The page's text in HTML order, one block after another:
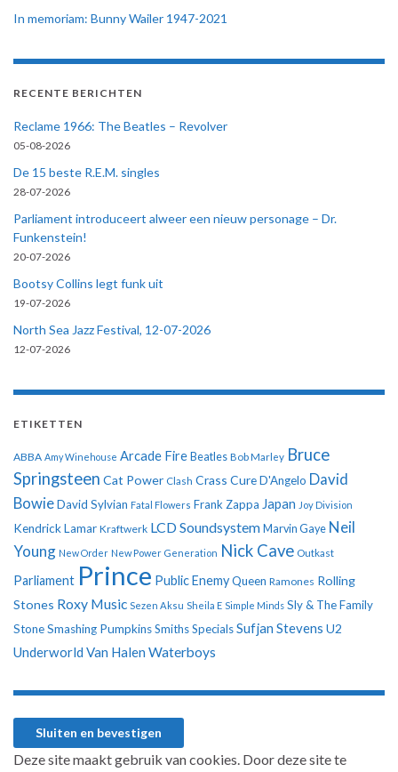
In memoriam: Bunny Wailer 1947-2021
RECENTE BERICHTEN
Reclame 1966: The Beatles – Revolver
05-08-2026
De 15 beste R.E.M. singles
28-07-2026
Parliament introduceert alweer een nieuw personage – Dr.
Funkenstein!
20-07-2026
Bootsy Collins legt funk uit
19-07-2026
North Sea Jazz Festival, 12-07-2026
12-07-2026
ETIKETTEN
ABBA Amy Winehouse Arcade Fire Beatles Bob Marley Bruce
Springsteen Cat Power Clash Crass CureD'Angelo David
BowieDavid Sylvian Fatal Flowers Frank Zappa Japan Joy Division
Kendrick Lamar Kraftwerk LCD Soundsystem Marvin Gaye Neil
Young New Order New Power Generation Nick Cave Outkast
Parliament Prince Public EnemyQueen Ramones Rolling
Stones Roxy Music Sezen Aksu Sheila E Simple Minds Sly & The Family
StoneSmashing PumpkinsSmithsSpecialsSufjan Stevens U2
Underworld Van Halen Waterboys
Deze site maakt gebruik van cookies. Door deze site te